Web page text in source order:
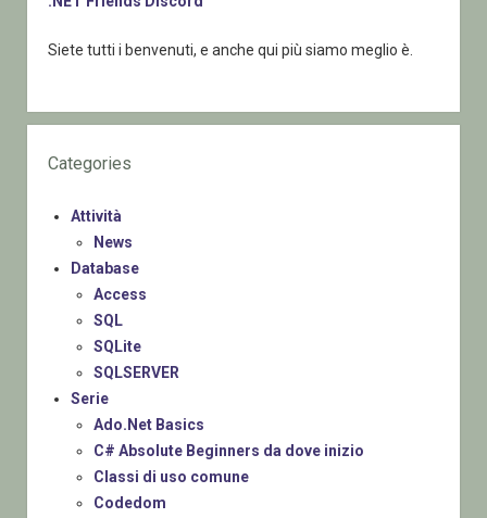
Siete tutti i benvenuti, e anche qui più siamo meglio è.
Categories
Attività
News
Database
Access
SQL
SQLite
SQLSERVER
Serie
Ado.Net Basics
C# Absolute Beginners da dove inizio
Classi di uso comune
Codedom